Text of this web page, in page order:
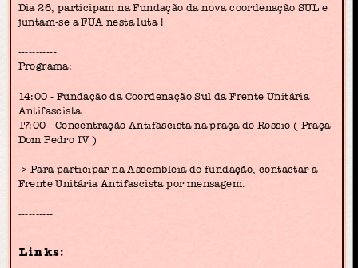
Dia 26, participam na Fundação da nova coordenação SUL e
juntam-se a FUA nesta luta !
-----------
Programa:
14:00 - Fundação da Coordenação Sul da Frente Unitária
Antifascista
17:00 - Concentração Antifascista na praça do Rossio ( Praça
Dom Pedro IV )
-> Para participar na Assembleia de fundação, contactar a
Frente Unitária Antifascista por mensagem.
----------
Links: